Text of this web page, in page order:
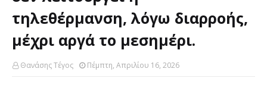
τηλεθέρμανση, λόγω διαρροής,
μέχρι αργά το μεσημέρι.
Θανάσης Τέγος Πέμπτη, Απριλίου 16, 2026